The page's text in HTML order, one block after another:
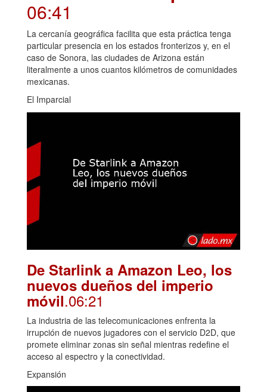
06:41
La cercanía geográfica facilita que esta práctica tenga
particular presencia en los estados fronterizos y, en el
caso de Sonora, las ciudades de Arizona están
literalmente a unos cuantos kilómetros de comunidades
mexicanas.
El Imparcial
De Starlink a Amazon Leo, los
nuevos dueños del imperio
móvil.06:21
La industria de las telecomunicaciones enfrenta la
irrupción de nuevos jugadores con el servicio D2D, que
promete eliminar zonas sin señal mientras redefine el
acceso al espectro y la conectividad.
Expansión